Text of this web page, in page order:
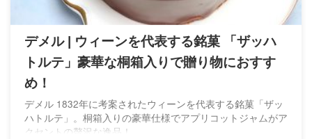
デメル | ウィーンを代表する銘菓 「ザッハ
トルテ」豪華な桐箱入りで贈り物におすす
め！
デメル 1832年に考案されたウィーンを代表する銘菓「ザッ
ハトルテ」。桐箱入りの豪華仕様でアプリコットジャムがア
クセントの贅沢な逸品！